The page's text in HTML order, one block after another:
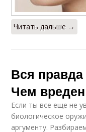
Читать дальше →
Вся
Чем
Если ты все еще не
биологическое
аргументу.